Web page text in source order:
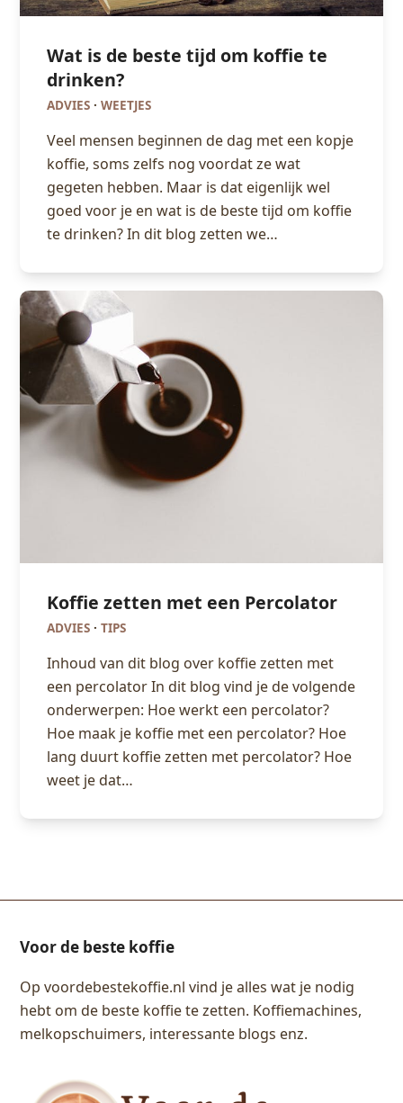
Wat is de beste tijd om koffie te
drinken?
ADVIES ·WEETJES
Veel mensen beginnen de dag met een kopje
koffie, soms zelfs nog voordat ze wat
gegeten hebben. Maar is dat eigenlijk wel
goed voor je en wat is de beste tijd om koffie
te drinken? In dit blog zetten we…
Koffie zetten met een Percolator
ADVIES ·TIPS
Inhoud van dit blog over koffie zetten met
een percolator In dit blog vind je de volgende
onderwerpen: Hoe werkt een percolator?
Hoe maak je koffie met een percolator? Hoe
lang duurt koffie zetten met percolator? Hoe
weet je dat…
Voor de beste koffie
Op voordebestekoffie.nl vind je alles wat je nodig
hebt om de beste koffie te zetten. Koffiemachines,
melkopschuimers, interessante blogs enz.